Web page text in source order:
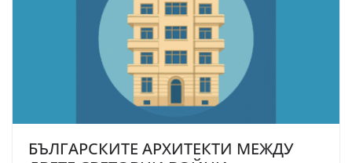
БЪЛГАРСКИТЕ АРХИТЕКТИ МЕЖДУ